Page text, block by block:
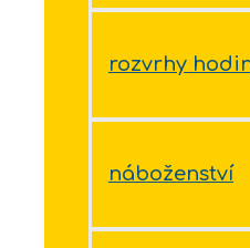
rozvrhy
náboženství